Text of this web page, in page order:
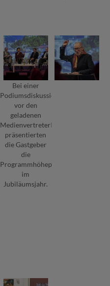
Bei einer
Podiumsdiskussion
vor den
geladenen
MedienvertreterInnen
präsentierten
die Gastgeber
die
Programmhöhepunkte
im
Jubiläumsjahr.